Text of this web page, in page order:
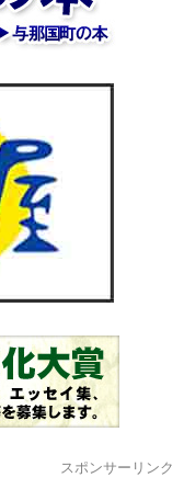
スポンサーリンク